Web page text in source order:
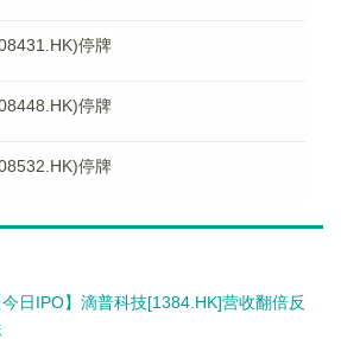
停牌
停牌
停牌
今日IPO】滴普科技[1384.HK]营收翻倍反